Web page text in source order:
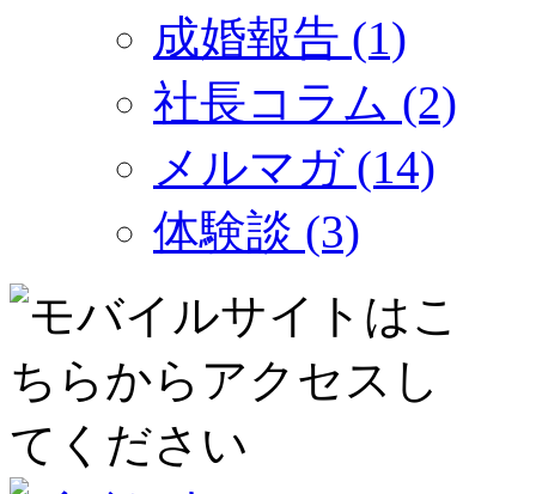
成婚報告 (1)
社長コラム (2)
メルマガ (14)
体験談 (3)